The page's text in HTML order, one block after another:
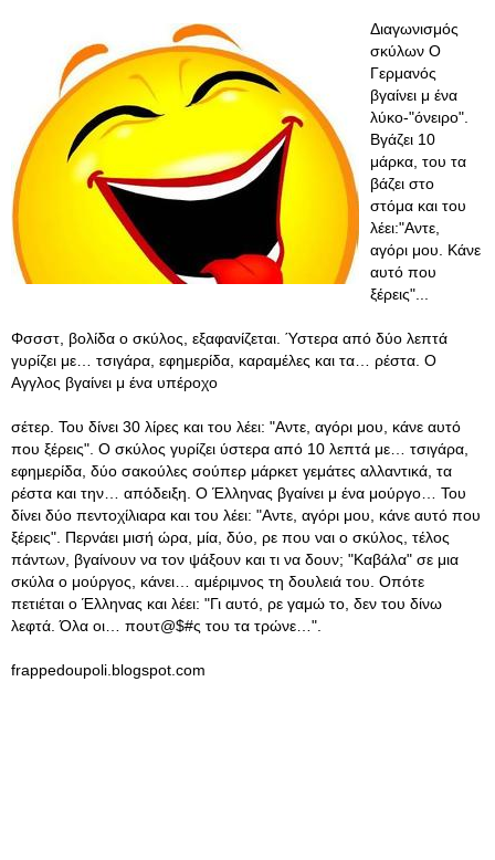
Διαγωνισμός
σκύλων Ο
Γερμανός
βγαίνει μ ένα
λύκο-"όνειρο".
Βγάζει 10
μάρκα, του τα
βάζει στο
στόμα και του
λέει:"Αντε,
αγόρι μου. Κάνε
αυτό που
ξέρεις"...
Φσσστ, βολίδα ο σκύλος, εξαφανίζεται. Ύστερα από δύο λεπτά
γυρίζει με… τσιγάρα, εφημερίδα, καραμέλες και τα… ρέστα. Ο
Αγγλος βγαίνει μ ένα υπέροχο
σέτερ. Του δίνει 30 λίρες και του λέει: "Αντε, αγόρι μου, κάνε αυτό
που ξέρεις". Ο σκύλος γυρίζει ύστερα από 10 λεπτά με… τσιγάρα,
εφημερίδα, δύο σακούλες σούπερ μάρκετ γεμάτες αλλαντικά, τα
ρέστα και την… απόδειξη. Ο Έλληνας βγαίνει μ ένα μούργο… Του
δίνει δύο πεντοχίλιαρα και του λέει: "Αντε, αγόρι μου, κάνε αυτό που
ξέρεις". Περνάει μισή ώρα, μία, δύο, ρε που ναι ο σκύλος, τέλος
πάντων, βγαίνουν να τον ψάξουν και τι να δουν; "Καβάλα" σε μια
σκύλα ο μούργος, κάνει… αμέριμνος τη δουλειά του. Οπότε
πετιέται ο Έλληνας και λέει: "Γι αυτό, ρε γαμώ το, δεν του δίνω
λεφτά. Όλα οι… πουτ@$#ς του τα τρώνε…".
frappedoupoli.blogspot.com